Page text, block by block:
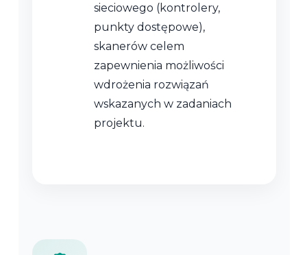
sieciowego (kontrolery,
punkty dostępowe),
skanerów celem
zapewnienia możliwości
wdrożenia rozwiązań
wskazanych w zadaniach
projektu.